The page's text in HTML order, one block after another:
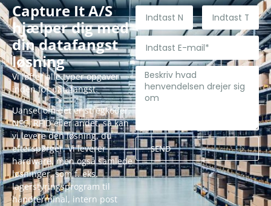
Capture It A/S
hjælper dig med
din datafangst
løsning
Vi løfter alle typer opgaver
inden for datafangst.
Uanset om det er stregkoder,
NFC, RFID eller andet, så kan
vi levere den løsning, du
efterspørger. Vi leverer
hardware, men også samlede
løsninger, som f. eks.
lagerstyringsprogram til
håndterminal, intern post
SEND
Alternative: